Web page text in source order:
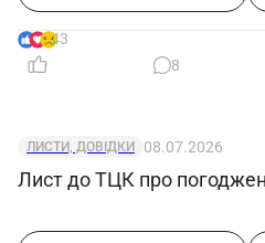
43
8
ЛИСТИ, ДОВІДКИ 08.07.2026
Лист до ТЦК про